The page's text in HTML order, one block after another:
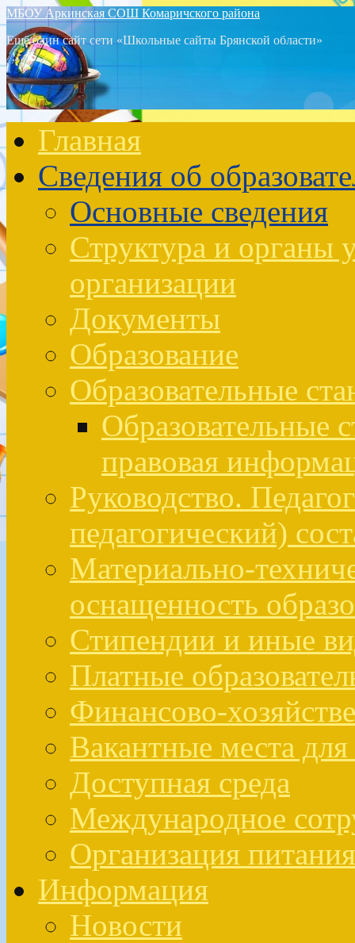
МБОУ Аркинская СОШ Комаричского района
Ещё один сайт сети «Школьные сайты Брянской области»
Главная
Сведения об
Основные сведения
Структура и органы
организации
Документы
Образование
Образовательные
Образовательные
правовая
Руководство.
педагогический)
Материально-
оснащенность
Стипендии и иные
Платные
Финансово-
Вакантные места
Доступная среда
Международное
Организация
Информация
Новости